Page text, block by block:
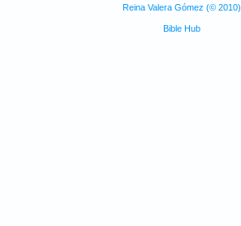
Reina Valera Gómez (© 2010)
Bible Hub